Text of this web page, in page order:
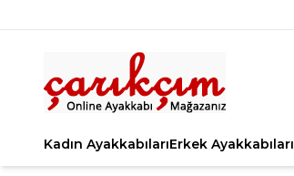
Kadın AyakkabılarıErkek Ayakkabıları